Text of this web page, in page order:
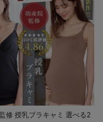
修 授乳ブラキャミ 選べる2